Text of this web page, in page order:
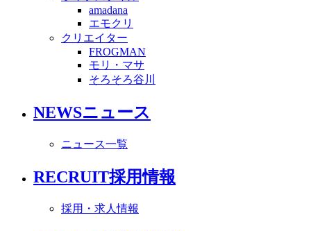
amadana
エモクリ
クリエイター
FROGMAN
モリ・マサ
そろそろ谷川
NEWSニュース
ニュース一覧
RECRUIT採用情報
採用・求人情報